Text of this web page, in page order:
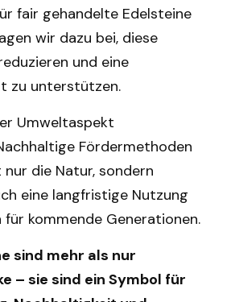
fair gehandelte Edelsteine
wir dazu bei, diese
und eine
zu unterstützen.
Umweltaspekt
Fördermethoden
die Natur, sondern
eine langfristige Nutzung
für kommende Generationen.
sind mehr als nur
– sie sind ein Symbol für